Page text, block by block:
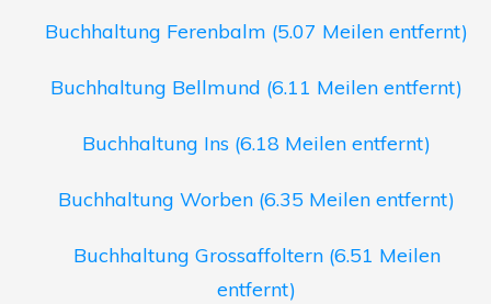
Buchhaltung Ferenbalm (5.07 Meilen entfernt)
Buchhaltung Bellmund (6.11 Meilen entfernt)
Buchhaltung Ins (6.18 Meilen entfernt)
Buchhaltung Worben (6.35 Meilen entfernt)
Buchhaltung Grossaffoltern (6.51 Meilen
entfernt)